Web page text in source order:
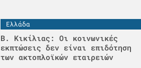
Ελλάδα
Β. Κικίλιας: Οι κοινωνικές
εκπτώσεις δεν είναι επιδότηση
των ακτοπλοϊκών εταιρειών